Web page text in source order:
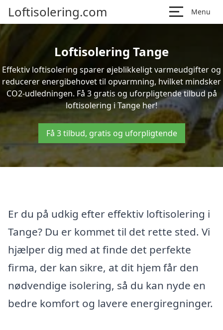
Loftisolering.com Menu
Loftisolering Tange
Effektiv loftisolering sparer øjeblikkeligt varmeudgifter og
reducerer energibehovet til opvarmning, hvilket mindsker
CO2-udledningen. Få 3 gratis og uforpligtende tilbud på
loftisolering i Tange her!
Få 3 tilbud, gratis og uforpligtende
Er du på udkig efter effektiv loftisolering i
Tange? Du er kommet til det rette sted. Vi
hjælper dig med at finde det perfekte
firma, der kan sikre, at dit hjem får den
nødvendige isolering, så du kan nyde en
bedre komfort og lavere energiregninger.